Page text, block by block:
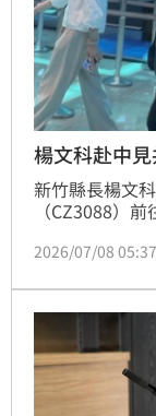
楊文科赴中
新竹縣長楊文
（CZ3088）
祖，還跟共產
好防颱準備，
讓縣民陷入生
2026/07/08 05:37